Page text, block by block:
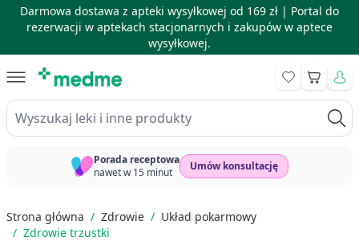
Darmowa dostawa z apteki wysyłkowej od 169 zł | Portal do
rezerwacji w aptekach stacjonarnych i zakupów w aptece
wysyłkowej.
Wyszukaj leki i inne produkty
Koszyk
Porada receptowa
nawet w 15 minut
Umów konsultację
Strona główna / Zdrowie / Układ pokarmowy
/ Zdrowie trzustki